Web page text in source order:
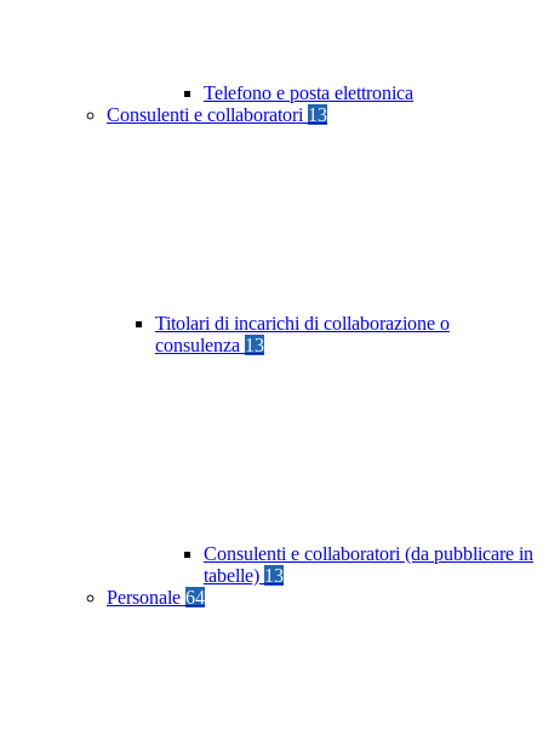
Telefono e posta elettronica
Consulenti e collaboratori 13
Titolari di incarichi di collaborazione o
consulenza 13
Consulenti e collaboratori (da pubblicare in
tabelle) 13
Personale 64